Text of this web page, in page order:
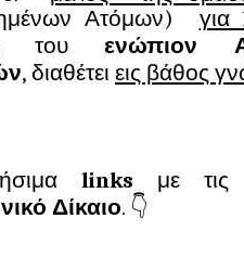
Ατόμων) για
τουενώπιον
, διαθέτει εις βάθος
links με τις
Δίκαιο. 👇